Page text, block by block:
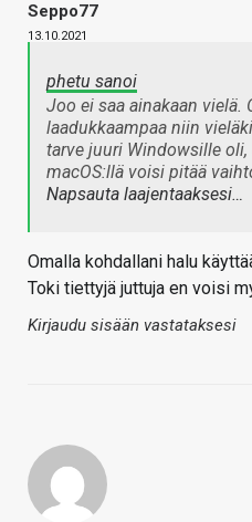
Seppo77
13.10.2021
phetu sanoi
Joo ei saa ainakaan vielä.
laadukkaampaa niin
tarve juuri Windowsille
macOS:llä voisi pitää
Napsauta laajentaaksesi…
Omalla kohdallani halu
Toki tiettyjä juttuja en voisi
Kirjaudu sisään vastataksesi